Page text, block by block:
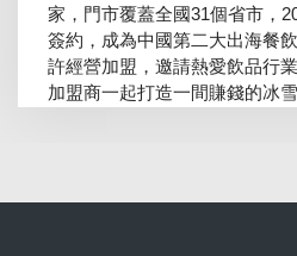
家，門市覆蓋全國31個省市，
簽約，成為中國第二大出海餐
許經營加盟，邀請熱愛飲品行
加盟商一起打造一間賺錢的冰雪